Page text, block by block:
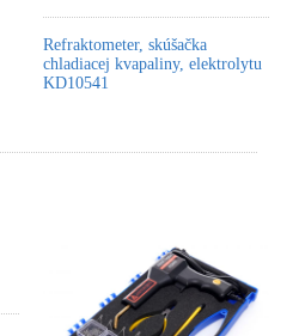
Refraktometer, skúšačka
chladiacej kvapaliny, elektrolytu
KD10541